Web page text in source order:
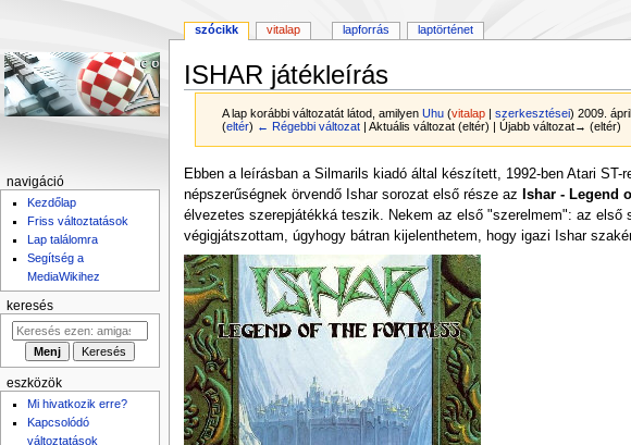
ISHAR játékleírás
A lap korábbi változatát látod, amilyenUhu (vitalap |szerkesztései) 2009.
(eltér) ← Régebbi változat | Aktuális változat (eltér) | Újabb változat→ (eltér)
Ugrás
a
navigációhoz
Ugrás
a
kereséshez
Ebben a leírásban a Silmarils kiadó által készített, 1992-ben Atari
népszerűségnek örvendő Ishar sorozat első része az
Ishar - Legend
élvezetes szerepjátékká teszik. Nekem az első "szerelmem": az
végigjátszottam, úgyhogy bátran kijelenthetem, hogy igazi Ishar
szócikk vitalap lapforrás laptörténet
navigáció
Kezdőlap
Friss változtatások
Lap találomra
Segítség a
MediaWikihez
keresés
eszközök
Mi hivatkozik erre?
Kapcsolódó
változtatások